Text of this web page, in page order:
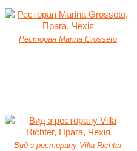
Ресторан Marina Grosseto
Вид з ресторану Villa Richter